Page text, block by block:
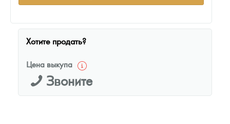
Хотите продать?
Цена выкупа
Звоните